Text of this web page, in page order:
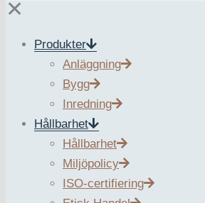
✕
Produkter
Anläggning
Bygg
Inredning
Hållbarhet
Hållbarhet
Miljöpolicy
ISO-certifiering
november 25, 2024
Zurface